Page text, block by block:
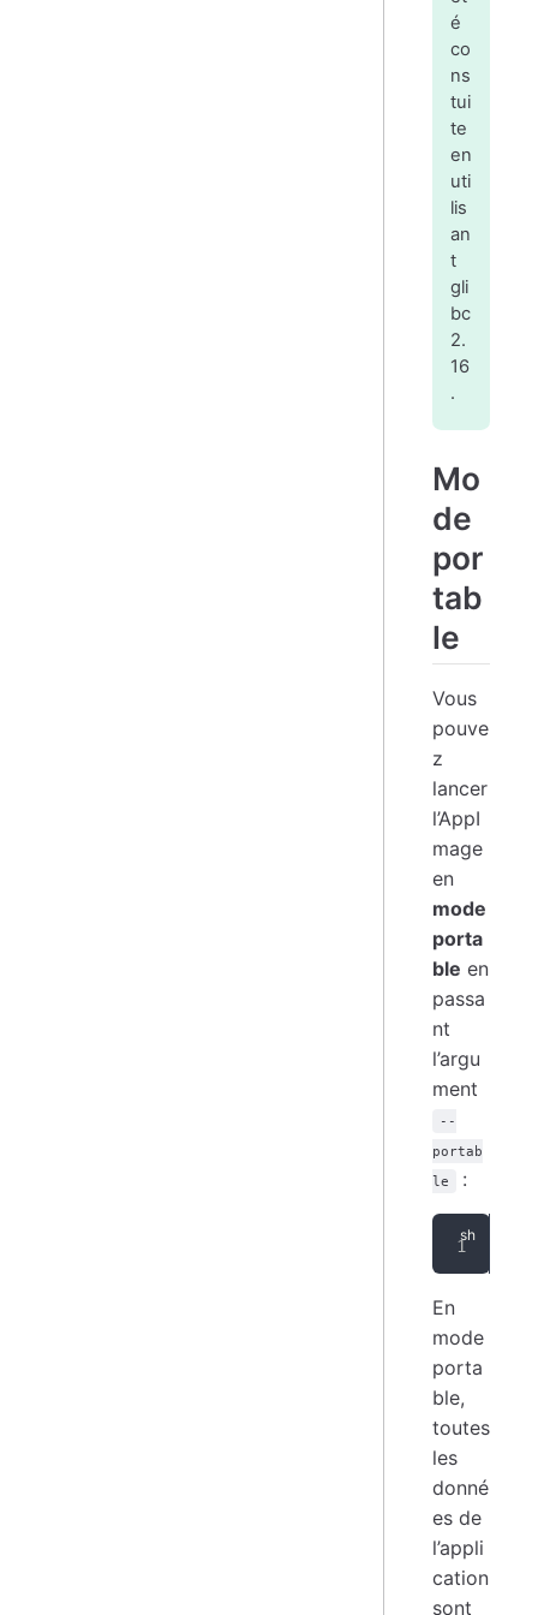
é
co
ns
tui
te
en
uti
lis
an
t
gli
bc
2.
16
.
Mo
de
por
tab
le
Vous
pouve
z
lancer
l’AppI
mage
en
mode
porta
ble en
passa
nt
l’argu
ment
--
portab
le
:
En
mode
porta
ble,
toutes
les
donné
es de
l’appli
cation
sont